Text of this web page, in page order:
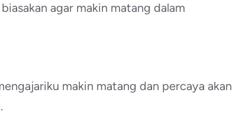
agar makin matang dalam
makin matang dan percaya akan